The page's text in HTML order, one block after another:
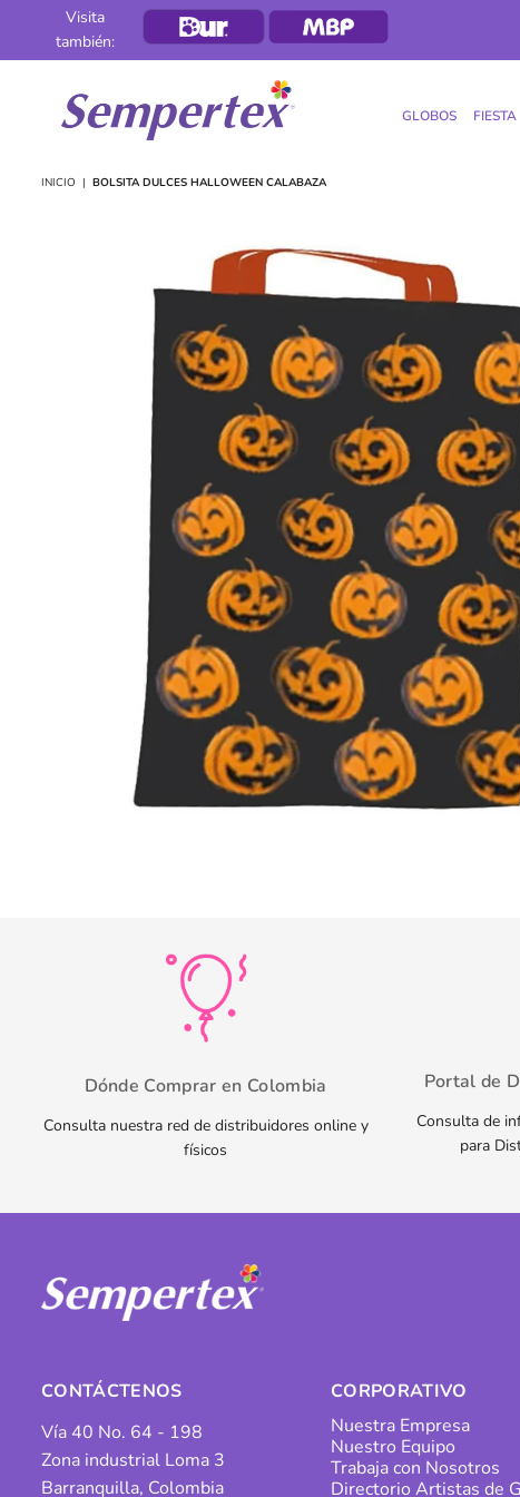
Visita
también:
SEMPERTEX
GLOBOS FIESTA
INICIO | BOLSITA DULCES HALLOWEEN CALABAZA
Dónde Comprar en Colombia
Consulta nuestra red de distribuidores online y
físicos
Portal de
Consulta de
para
CONTÁCTENOS
Vía 40 No. 64 - 198
Zona industrial Loma 3
Barranquilla, Colombia
CORPORATIVO
Nuestra Empresa
Nuestro Equipo
Trabaja con Nosotros
Directorio Artistas de